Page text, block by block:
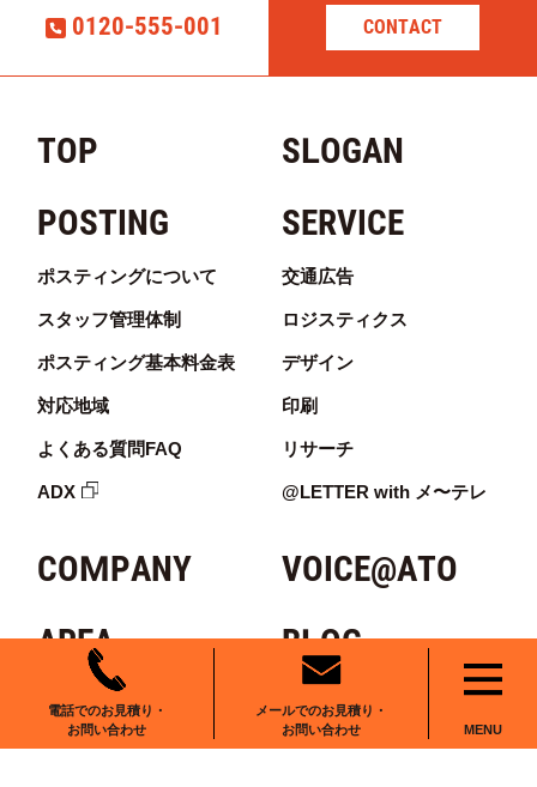
電話でのお見積り・
お問い合わせ
メールでのお見積り・
お問い合わせ
MENU
0120-555-001 CONTACT
TOP
SLOGAN
POSTING
ポスティングについて
スタッフ管理体制
ポスティング基本料金表
対応地域
よくある質問FAQ
ADX
SERVICE
交通広告
ロジスティクス
デザイン
印刷
リサーチ
@LETTER with メ〜テレ
COMPANY
AREA
RECRUIT
VOICE@ATO
BLOG
NEWS